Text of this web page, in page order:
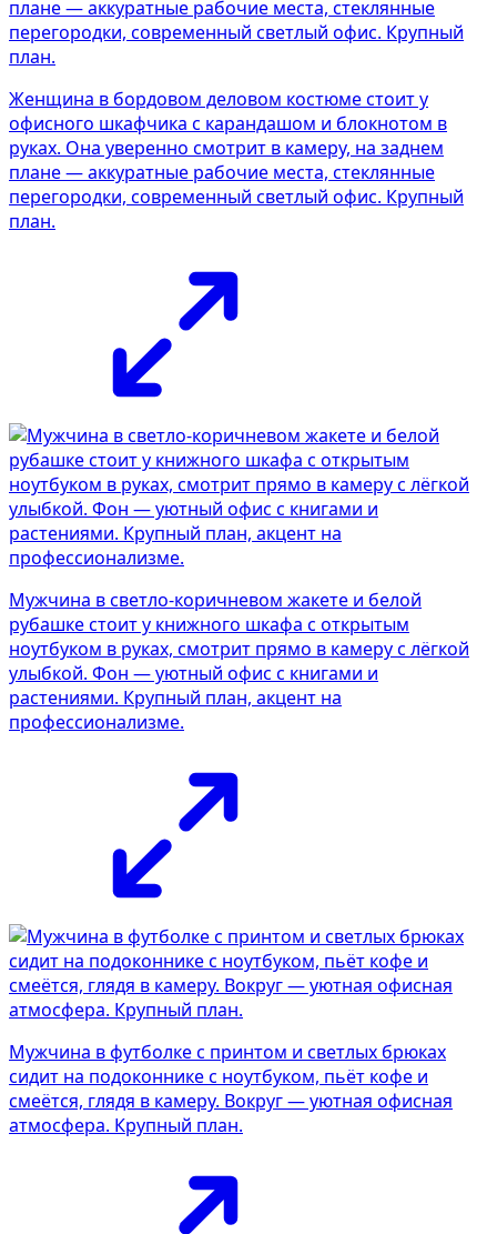
Женщина в бордовом деловом костюме стоит у
офисного шкафчика с карандашом и блокнотом в
руках. Она уверенно смотрит в камеру, на заднем
плане — аккуратные рабочие места, стеклянные
перегородки, современный светлый офис. Крупный
план.
Мужчина в светло-коричневом жакете и белой
рубашке стоит у книжного шкафа с открытым
ноутбуком в руках, смотрит прямо в камеру с лёгкой
улыбкой. Фон — уютный офис с книгами и
растениями. Крупный план, акцент на
профессионализме.
Мужчина в футболке с принтом и светлых брюках
сидит на подоконнике с ноутбуком, пьёт кофе и
смеётся, глядя в камеру. Вокруг — уютная офисная
атмосфера. Крупный план.